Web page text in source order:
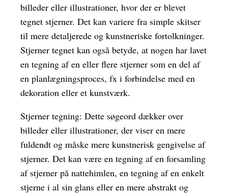
billeder eller illustrationer, hvor der er blevet
tegnet stjerner. Det kan variere fra simple skitser
til mere detaljerede og kunstneriske fortolkninger.
Stjerner tegnet kan også betyde, at nogen har lavet
en tegning af en eller flere stjerner som en del af
en planlægningsproces, fx i forbindelse med en
dekoration eller et kunstværk.
Stjerner tegning: Dette søgeord dækker over
billeder eller illustrationer, der viser en mere
fuldendt og måske mere kunstnerisk gengivelse af
stjerner. Det kan være en tegning af en forsamling
af stjerner på nattehimlen, en tegning af en enkelt
stjerne i al sin glans eller en mere abstrakt og